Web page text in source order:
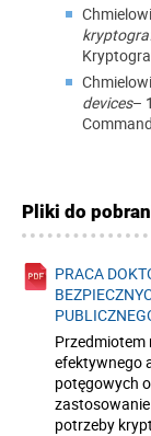
devices–
Pliki do
PRACA
Przedmiotem
efektywnego
potęgowych
potrzeby